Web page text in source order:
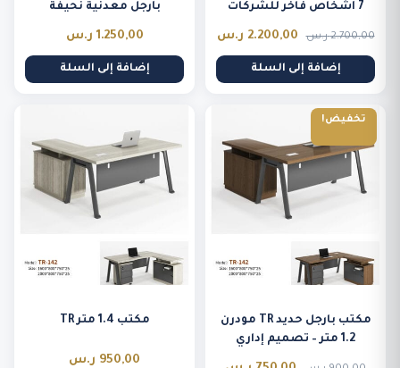
7 أشخاص فاخر للشركات
2.700,00 ر.س
السعر
الأصلي
هو:
2.200,00 ر.س
الحالي
هو:
إضافة إلى السلة
بأرجل معدنية نحيفة
1.250,00 ر.س
إضافة إلى السلة
تخفيض!
مكتب بارجل حديد TR مودرن
1.2 متر – تصميم إداري
مكتب 1.4 متر TR
950,00 ر.س